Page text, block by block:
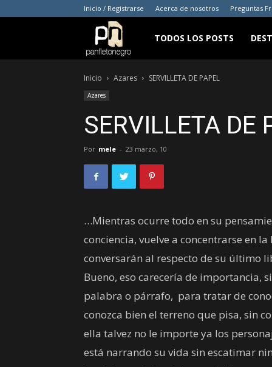
Inicio / Registrarse Acerca de nosotros Preguntas
panfletonegro
TODOS LOS POSTS
Inicio Azares SERVILLETA DE PAPEL
Azares
SERVILLETA DE
Por mele - 23 marzo, 10
…Mientras ocurre todo en su
conciencia, vuelve a concentrarse en
conversarán al respecto de su último
Bueno, eso carecería de importancia,
palabra o párrafo, para tratar de
conozca bien el terreno que pisa, sin
ella talvez no le importe ya los
está narrando su vida sin escatimar